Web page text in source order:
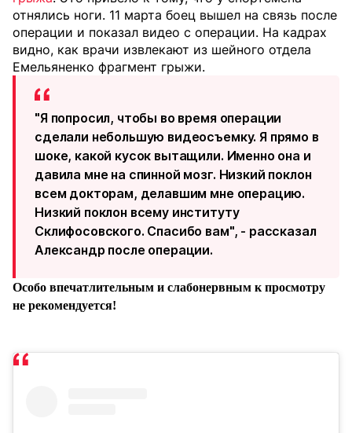
отнялись ноги. 11 марта боец вышел на связь после
операции и показал видео с операции. На кадрах
видно, как врачи извлекают из шейного отдела
Емельяненко фрагмент грыжи.
"Я попросил, чтобы во время операции
сделали небольшую видеосъемку. Я прямо в
шоке, какой кусок вытащили. Именно она и
давила мне на спинной мозг. Низкий поклон
всем докторам, делавшим мне операцию.
Низкий поклон всему институту
Склифосовского. Спасибо вам", - рассказал
Александр после операции.
Особо впечатлительным и слабонервным к просмотру
не рекомендуется!